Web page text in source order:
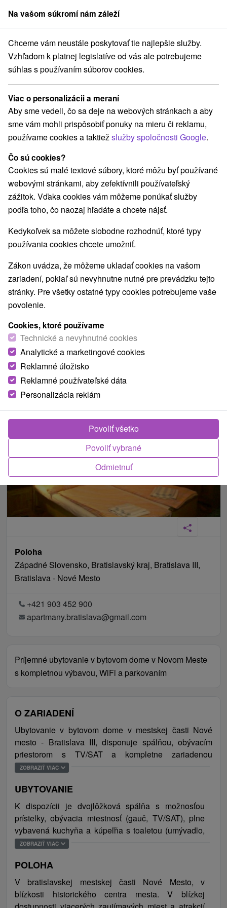
člen skupinySorger
Bratislava - Nové Mesto Apartmánový byt Račianska Bratislava
Apartmánový byt Račianska
Bratislava
Bratislava - Nové Mesto
Rezervovať cez booking
REZERVÁCIA A VÝBER POBYTU
Kontaktujte priamo ubytovateľa.
Navigovať do miesta
Poloha
Západné Slovensko, Bratislavský kraj, Bratislava III,
Bratislava - Nové Mesto
+421 903 452 900
apartmany.bratislava@gmail.com
Príjemné ubytovanie v bytovom dome v Novom Meste
s kompletnou výbavou, WiFi a parkovaním
O ZARIADENÍ
Ubytovanie v bytovom dome v mestskej časti Nové
mesto - Bratislava III, disponuje spálňou, obývacím
priestorom s TV/SAT a kompletne zariadenou
kuchyňou. Samozrejmosťou je bezplatné WiFi
priamo pri objekte. Ubytovanie je vhodné pre páry,
rodinu s deťmi, skupinu kamarátov, kolegov a všetkých,
ktorí prichádzajú do hlavného mesta kvôli pracovným
povinnostiam alebo za jeho spoznávaním.
V mestskej časti sa nachádza obrovské množstvo
zaujímavých miest a stavieb a nielen tých moderných,
stopu (Dom odborov Istropolis, Tržnica na Trnavskom
mýte, známa čokoládovňa Stollwerck). Odporúčame
ZOBRAZIŤ VIAC
UBYTOVANIE
K dispozícii je dvojlôžková spálňa s možnosťou
prístelky, obývacia miestnosť (gauč, TV/SAT), plne
vybavená kuchyňa a kúpeľňa s toaletou (umývadlo,
sprchový kút). Celková kapacita ubytovania sú 3
ZOBRAZIŤ VIAC
POLOHA
V bratislavskej mestskej časti Nové Mesto, v
blízkosti historického centra mesta. V blízkej
Na vašom súkromí nám záleží
Chceme vám neustále poskytovať tie najlepšie služby.
Vzhľadom k platnej legislatíve od vás ale potrebujeme
súhlas s používaním súborov cookies.
Viac o personalizácii a meraní
Aby sme vedeli, čo sa deje na webových stránkach a aby
sme vám mohli prispôsobiť ponuky na mieru či reklamu,
používame cookies a taktiežslužby spoločnosti Google.
Čo sú cookies?
Cookies sú malé textové súbory, ktoré môžu byť používané
webovými stránkami, aby zefektívnili používateľský
zážitok. Vďaka cookies vám môžeme ponúkať služby
podľa toho, čo naozaj hľadáte a chcete nájsť.
Kedykoľvek sa môžete slobodne rozhodnúť, ktoré typy
používania cookies chcete umožniť.
Zákon uvádza, že môžeme ukladať cookies na vašom
zariadení, pokiaľ sú nevyhnutne nutné pre prevádzku tejto
stránky. Pre všetky ostatné typy cookies potrebujeme vaše
povolenie.
Cookies, ktoré používame
Technické a nevyhnutné cookies
Analytické a marketingové cookies
Reklamné úložisko
Reklamné používateľské dáta
Personalizácia reklám
Odmietnuť
Povoliť vybrané
Povoliť všetko